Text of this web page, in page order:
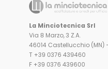
La Minciotecnica Srl
Via 8 Marzo, 3 Z.A.
46014 Castellucchio (MN) -
T +39 0376 439460
F +39 0376 439600